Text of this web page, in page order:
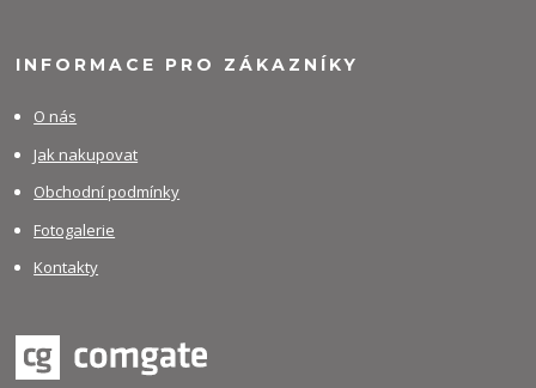
INFORMACE PRO ZÁKAZNÍKY
O nás
Jak nakupovat
Obchodní podmínky
Fotogalerie
Kontakty